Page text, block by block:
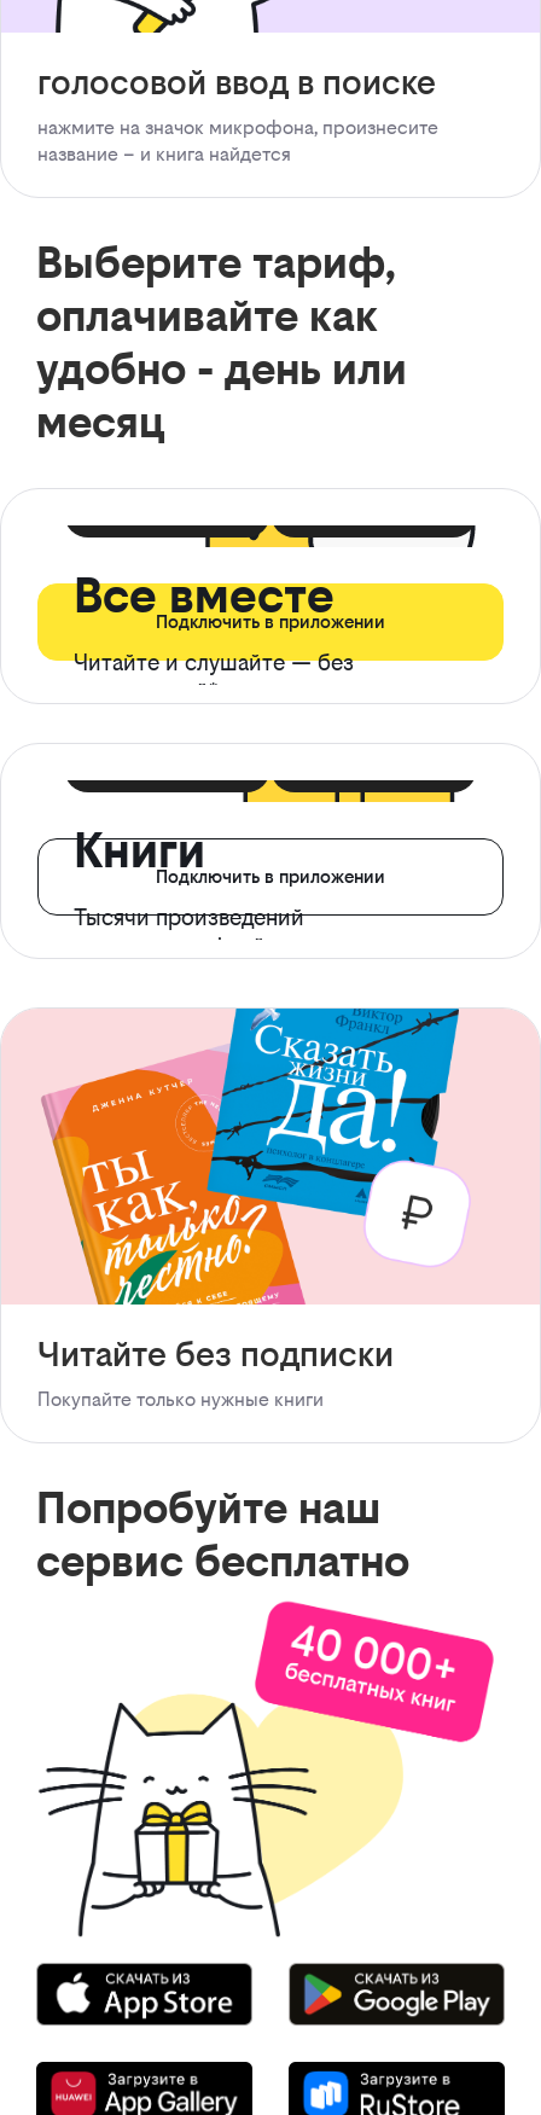
голосовой ввод в поиске
нажмите на значок микрофона, произнесите
название – и книга найдется
Выберите тариф,
оплачивайте как
удобно - день или
месяц
Все вместе
Читайте и слушайте — без
ограничений*
Подключить в приложении
Книги
Тысячи произведений
с доступом офлайн
Подключить в приложении
Читайте без подписки
Покупайте только нужные книги
Попробуйте наш
сервис бесплатно